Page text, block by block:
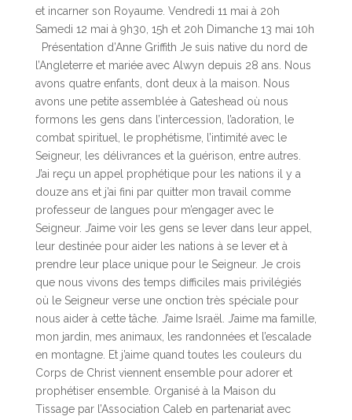
et incarner son Royaume. Vendredi 11 mai à 20h
Samedi 12 mai à 9h30, 15h et 20h Dimanche 13 mai 10h
Présentation d’Anne Griffith Je suis native du nord de
l’Angleterre et mariée avec Alwyn depuis 28 ans. Nous
avons quatre enfants, dont deux à la maison. Nous
avons une petite assemblée à Gateshead où nous
formons les gens dans l’intercession, l’adoration, le
combat spirituel, le prophétisme, l’intimité avec le
Seigneur, les délivrances et la guérison, entre autres.
J’ai reçu un appel prophétique pour les nations il y a
douze ans et j’ai fini par quitter mon travail comme
professeur de langues pour m’engager avec le
Seigneur. J’aime voir les gens se lever dans leur appel,
leur destinée pour aider les nations à se lever et à
prendre leur place unique pour le Seigneur. Je crois
que nous vivons des temps difficiles mais privilégiés
où le Seigneur verse une onction très spéciale pour
nous aider à cette tâche. J’aime Israël. J’aime ma famille,
mon jardin, mes animaux, les randonnées et l’escalade
en montagne. Et j’aime quand toutes les couleurs du
Corps de Christ viennent ensemble pour adorer et
prophétiser ensemble. Organisé à la Maison du
Tissage par l’Association Caleb en partenariat avec